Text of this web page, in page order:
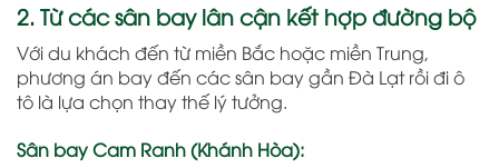
2. Từ các sân bay lân cận kết hợp đường bộ
Với du khách đến từ miền Bắc hoặc miền Trung,
phương án bay đến các sân bay gần Đà Lạt rồi đi ô
tô là lựa chọn thay thế lý tưởng.
Sân bay Cam Ranh (Khánh Hòa):